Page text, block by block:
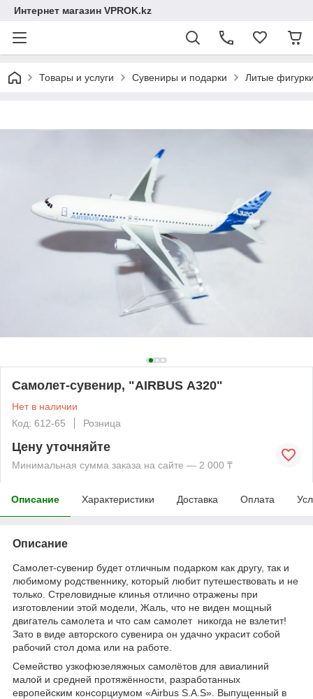
Интернет магазин VPROK.kz
Товары и услуги Сувениры и подарки Литые
Самолет-сувенир, "AIRBUS А320"
Нет в наличии
Код: 612-65
Розница
Цену уточняйте
Минимальная сумма заказа на сайте — 2 000 ₸
Описание Характеристики Доставка Оплата
Описание
Самолет-сувенир будет отличным подарком как другу, так и
любимому родственнику, который любит путешествовать и не
только. Стреловидные клинья отлично отражены при
изготовлении этой модели, Жаль, что не виден мощный
двигатель самолета и что сам самолет никогда не взлетит!
Зато в виде авторского сувенира он удачно украсит собой
рабочий стол дома или на работе.
Cемейство узкофюзеляжных самолётов для авиалиний
малой и средней протяжённости, разработанных
европейским консорциумом «Airbus S.A.S». Выпущенный в